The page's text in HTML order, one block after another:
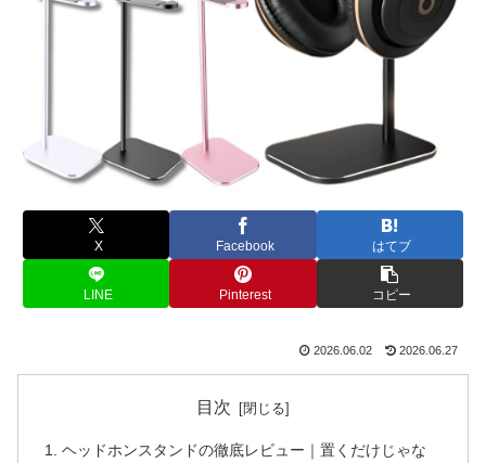
X Facebook はてブ
LINE Pinterest コピー
2026.06.02 2026.06.27
目次
ヘッドホンスタンドの徹底レビュー｜置くだけじゃな